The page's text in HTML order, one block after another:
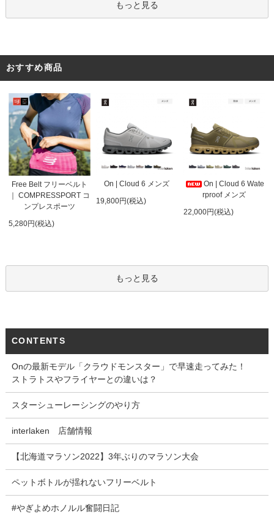
もっと見る
おすすめ商品
Free Belt フリーベルト
｜ COMPRESSPORT コ
ンプレスポーツ
5,280円(税込)
On | Cloud 6 メンズ
19,800円(税込)
On | Cloud 6 Wate
rproof メンズ
22,000円(税込)
もっと見る
CONTENTS
Onの最新モデル「クラウドモンスター」で早速走ってみた！
ストラトスやフライヤーとの違いは？
スターシューレーシングのやり方
interlaken 店舗情報
【北海道マラソン2022】3年ぶりのマラソン大会
ペットボトルが揺れないフリーベルト
#やぎよめホノルル奮闘日記